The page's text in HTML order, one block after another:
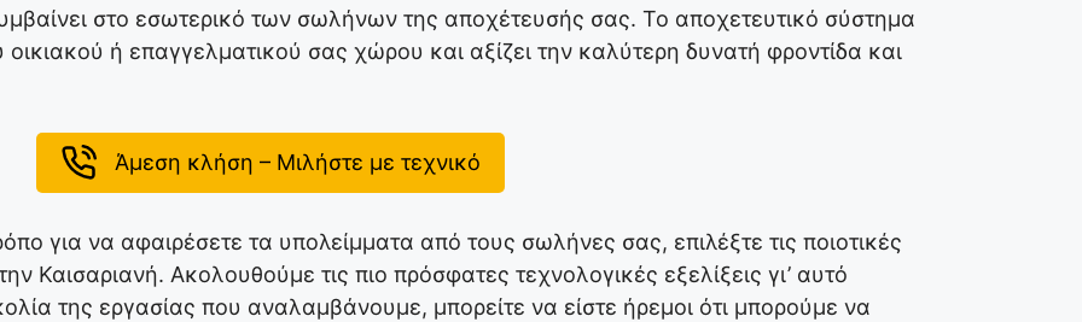
στο εσωτερικό των σωλήνων της αποχέτευσής σας. Το αποχετευτικό σύστημα
ή επαγγελματικού σας χώρου και αξίζει την καλύτερη δυνατή φροντίδα και
Άμεση κλήση – Μιλήστε με τεχνικό
για να αφαιρέσετε τα υπολείμματα από τους σωλήνες σας, επιλέξτε τις ποιοτικές
Ακολουθούμε τις πιο πρόσφατες τεχνολογικές εξελίξεις γι’ αυτό
της εργασίας που αναλαμβάνουμε, μπορείτε να είστε ήρεμοι ότι μπορούμε να